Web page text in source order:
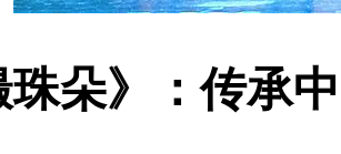
珠朵》：传承